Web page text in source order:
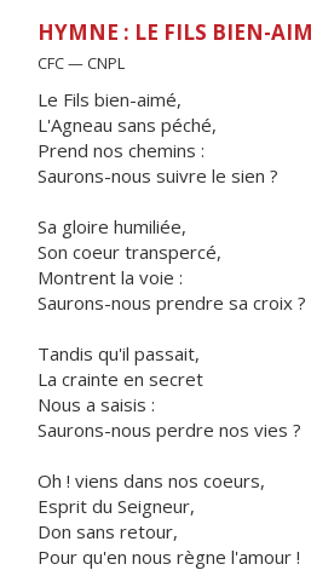
HYMNE : LE FILS BIEN-
CFC — CNPL
Le Fils bien-aimé,
L'Agneau sans péché,
Prend nos chemins :
Saurons-nous suivre le sien ?
Sa gloire humiliée,
Son coeur transpercé,
Montrent la voie :
Saurons-nous prendre sa croix ?
Tandis qu'il passait,
La crainte en secret
Nous a saisis :
Saurons-nous perdre nos vies ?
Oh ! viens dans nos coeurs,
Esprit du Seigneur,
Don sans retour,
Pour qu'en nous règne l'amour !